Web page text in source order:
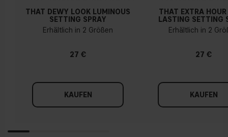
THAT DEWY LOOK LUMINOUS
SETTING SPRAY
Erhältlich in 2 Größen
27 €
KAUFEN
THAT EXTRA
LASTING SETTING
Erhältlich in 2
27 €
KAUFEN